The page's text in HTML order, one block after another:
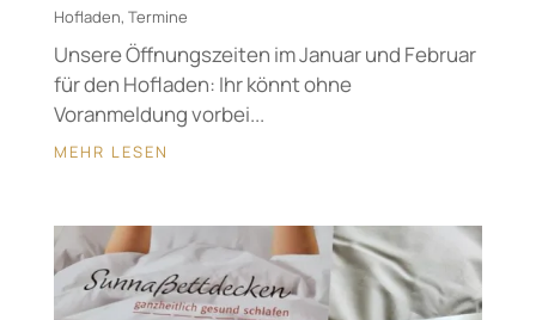
Hofladen, Termine
Unsere Öffnungszeiten im Januar und Februar
für den Hofladen: Ihr könnt ohne
Voranmeldung vorbei...
MEHR LESEN